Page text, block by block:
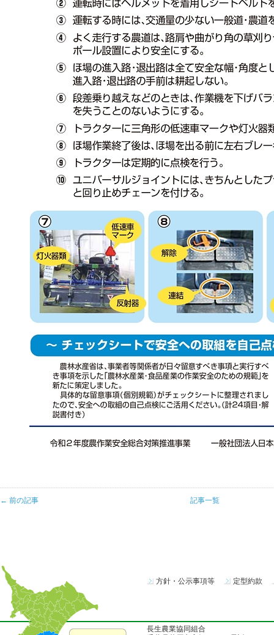
← 前の記事 記事一覧
方針・公示事項等 定型約款
長生農業協同組合